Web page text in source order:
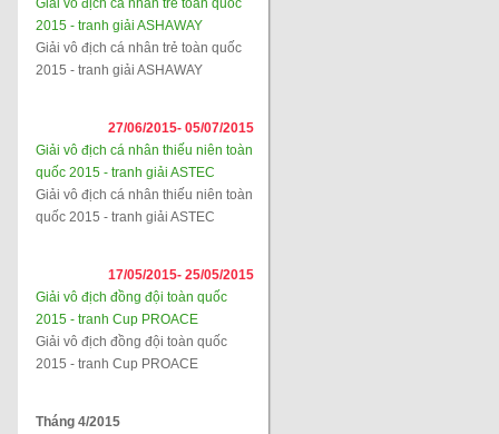
Giải vô địch cá nhân trẻ toàn quốc
2015 - tranh giải ASHAWAY
Giải vô địch cá nhân trẻ toàn quốc
2015 - tranh giải ASHAWAY
27/06/2015- 05/07/2015
Giải vô địch cá nhân thiếu niên toàn
quốc 2015 - tranh giải ASTEC
Giải vô địch cá nhân thiếu niên toàn
quốc 2015 - tranh giải ASTEC
17/05/2015- 25/05/2015
Giải vô địch đồng đội toàn quốc
2015 - tranh Cup PROACE
Giải vô địch đồng đội toàn quốc
2015 - tranh Cup PROACE
Tháng 4/2015